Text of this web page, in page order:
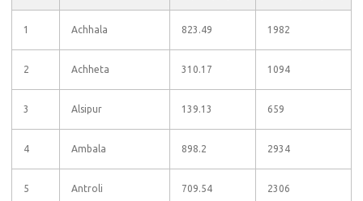
1 Achhala 823.49 1982
2 Achheta 310.17 1094
3 Alsipur 139.13 659
4 Ambala 898.2 2934
5 Antroli 709.54 2306